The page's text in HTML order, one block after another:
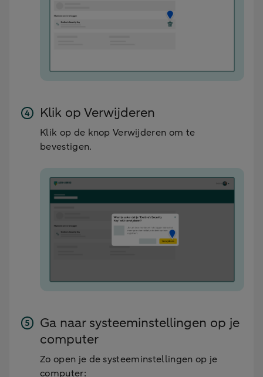
Klik op Verwijderen
Klik op de knop Verwijderen om te
bevestigen.
Ga naar systeeminstellingen op je
computer
Zo open je de systeeminstellingen op je
computer: